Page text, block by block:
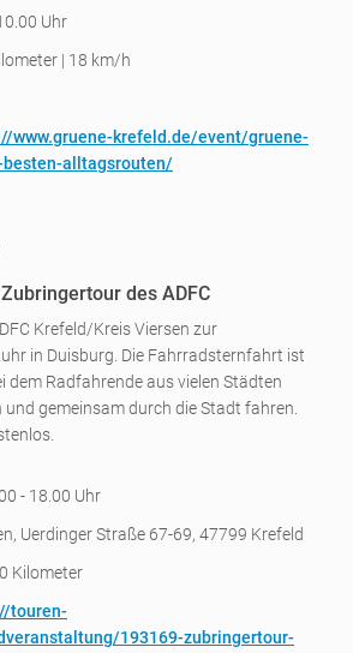
Uhr
| 18 km/h
www.gruene-krefeld.de/event/gruene-
alltagsrouten/
des ADFC
Krefeld/Kreis Viersen zur
in Duisburg. Die Fahrradsternfahrt ist
dem Radfahrende aus vielen Städten
gemeinsam durch die Stadt fahren.
- 18.00 Uhr
Uerdinger Straße 67-69, 47799 Krefeld
Kilometer
touren-
193169-zubringertour-